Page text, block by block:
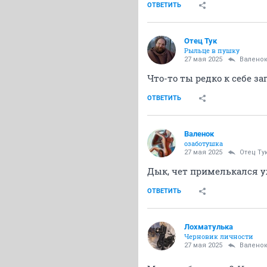
ОТВЕТИТЬ
Отец Тук
Рыльце в пушку
27 мая 2025 Валенок
Что-то ты редко к себе
ОТВЕТИТЬ
Валенок
озаботушка
27 мая 2025 Отец
Дык, чет примелькался
ОТВЕТИТЬ
Лохматулька
Черновик личности
27 мая 2025 Валенок